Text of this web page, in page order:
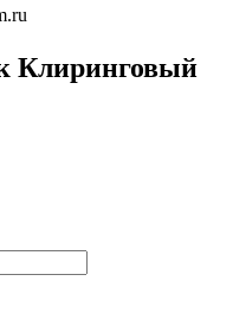
Клиринговый